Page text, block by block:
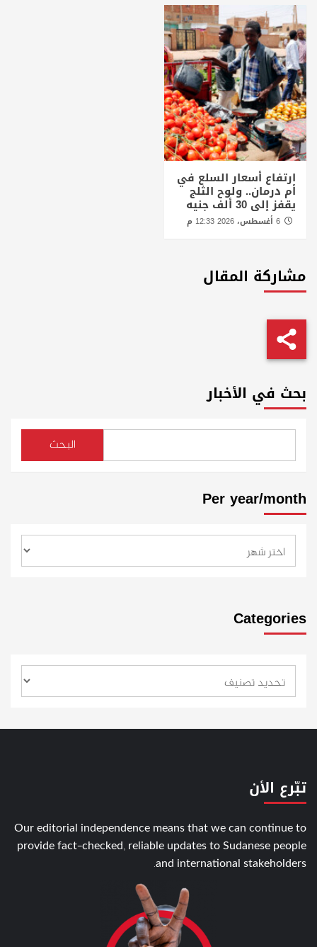
ارتفاع أسعار السلع في
أم درمان.. ولوح الثلج
يقفز إلى 30 ألف جنيه
مشاركة المقال
بحث في الأخبار
البحث
Per year/month
Categories
تبّرع الأن
Our editorial independence means that we can continue to
provide fact-checked, reliable updates to Sudanese people
and international stakeholders.